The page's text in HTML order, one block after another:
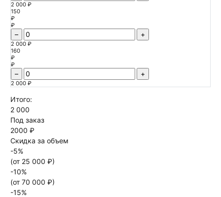
2 000 ₽
150
₽
₽
– +
2 000 ₽
160
₽
₽
– +
2 000 ₽
Итого:
2 000
Под заказ
2000 ₽
Скидка за объем
-5%
(от 25 000 ₽)
-10%
(от 70 000 ₽)
-15%